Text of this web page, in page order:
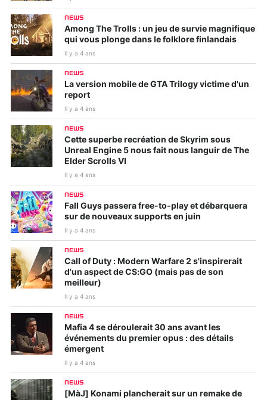
NEWS
Among The Trolls : un jeu de survie magnifique
qui vous plonge dans le folklore finlandais
Il y a 4 ans
NEWS
La version mobile de GTA Trilogy victime d'un
report
Il y a 4 ans
NEWS
Cette superbe recréation de Skyrim sous
Unreal Engine 5 nous fait nous languir de The
Elder Scrolls VI
Il y a 4 ans
NEWS
Fall Guys passera free-to-play et débarquera
sur de nouveaux supports en juin
Il y a 4 ans
NEWS
Call of Duty : Modern Warfare 2 s'inspirerait
d'un aspect de CS:GO (mais pas de son
meilleur)
Il y a 4 ans
NEWS
Mafia 4 se déroulerait 30 ans avant les
événements du premier opus : des détails
émergent
Il y a 4 ans
NEWS
[MàJ] Konami plancherait sur un remake de